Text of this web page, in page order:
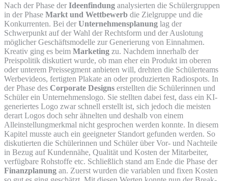
Nach der Phase der Ideenfindung analysierten die Schülergruppen
in der Phase Markt und Wettbewerb die Zielgruppe und die
Konkurrenten. Bei der Unternehmensplanung lag der
Schwerpunkt auf der Wahl der Rechtsform und der Auslotung
möglicher Geschäftsmodelle zur Generierung von Einnahmen.
Kreativ ging es beim Marketing zu. Nachdem innerhalb der
Preispolitik diskutiert wurde, ob man eher ein Produkt im oberen
oder unterem Preissegment anbieten will, drehten die Schülerteams
Werbevideos, fertigten Plakate an oder produzierten Radiospots. In
der Phase des Corporate Designs erstellten die Schülerinnen und
Schüler ein Unternehmenslogo. Sie stellten dabei fest, dass ein KI-
generiertes Logo zwar schnell erstellt ist, sich jedoch die meisten
derart Logos doch sehr ähnelten und deshalb von einem
Alleinstellungmerkmal nicht gesprochen werden konnte. In diesem
Kapitel musste auch ein geeigneter Standort gefunden werden. So
diskutierten die Schülerinnen und Schüler über Vor- und Nachteile
in Bezug auf Kundennähe, Qualität und Kosten der Mitarbeiter,
verfügbare Rohstoffe etc. Schließlich stand am Ende die Phase der
Finanzplanung an. Zuerst wurden die variablen und fixen Kosten